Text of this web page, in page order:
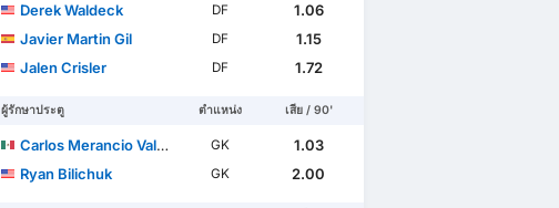
Derek Waldeck
DF
1.06
Javier Martin Gil
DF
1.15
Jalen Crisler
DF 1.72
ผู้รักษาประตู ตำแหน่ง เสีย / 90'
Carlos Merancio Valdez GK
1.03
Ryan Bilichuk
GK 2.00